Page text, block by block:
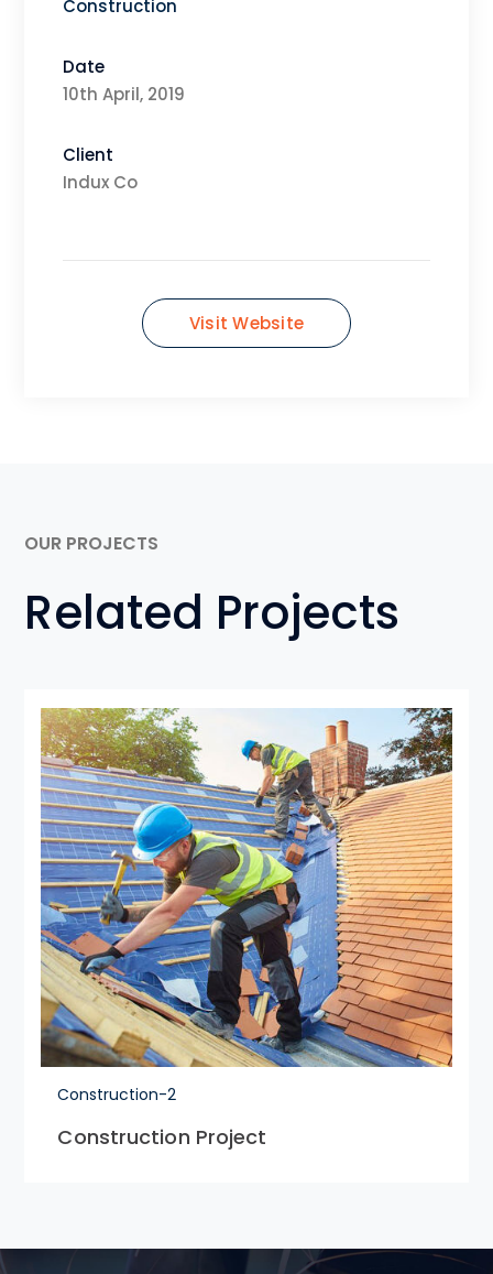
Construction
Date
10th April, 2019
Client
Indux Co
Visit Website
OUR PROJECTS
Related Projects
Construction-2
Construction Project